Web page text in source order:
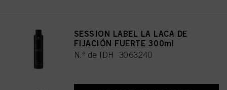
SESSION LABEL LA LACA DE
FIJACIÓN FUERTE 300ml
N.º de IDH 3063240